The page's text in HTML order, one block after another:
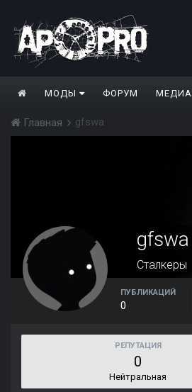
МОДЫ ФОРУМ МЕДИА
Главная gfswa
gfswa
Сталкеры
ПУБЛИКАЦИЙ
0
РЕПУТАЦИЯ
0
Нейтральная